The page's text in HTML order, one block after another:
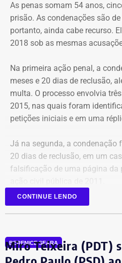
Cortes na Ciência e
atingiram a cúpula da antiga
mostrando um verdadeiro
anterior. Foram desligados, de
subsecretária Executiva;
A limpa no setor abre espaço
desenhada por Couto na nova
As penas somam 54 anos,
prisão. As condenações são
portanto, ainda cabe recurso.
2018 sob as mesmas
Na primeira ação penal, a
meses e 20 dias de reclusão,
multa. O processo envolvia
2015, nas quais foram
petições iniciais e em uma
Já na segunda, a condenação
20 dias de reclusão, em um
falsificação de uma página da
Nas decisões judiciais consta
CONTINUE LENDO
BERENICE SEARA
Miro Teixeira (PDT)